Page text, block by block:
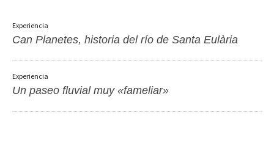
Experiencia
Can Planetes, historia del río de Santa Eulària
Experiencia
Un paseo fluvial muy «fameliar»